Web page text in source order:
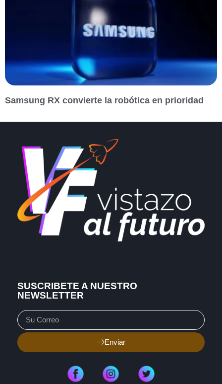
Samsung RX convierte la robótica en prioridad
SUSCRIBETE A NUESTRO
NEWSLETTER
Enviar